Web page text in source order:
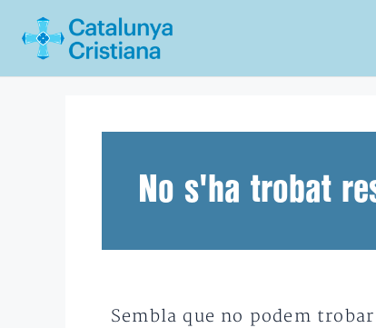
No s'ha trobat
Sembla que no podem